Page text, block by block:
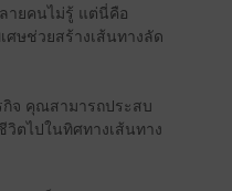
ายคนไม่รู้ แต่นี่คือ
ศษช่วยสร้างเส้นทางลัด
กิจ คุณสามารถประสบ
ตไปในทิศทางเส้นทาง